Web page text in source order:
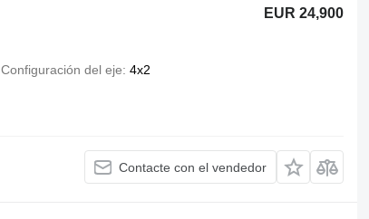
EUR 24,900
Configuración del eje 4x2
Contacte con el vendedor